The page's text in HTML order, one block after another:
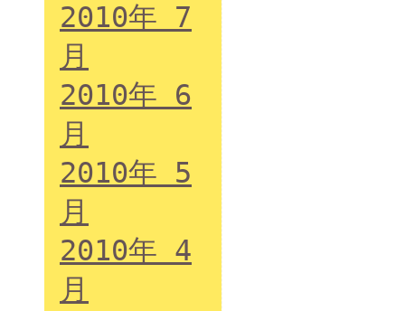
2010年 7
月
2010年 6
月
2010年 5
月
2010年 4
月